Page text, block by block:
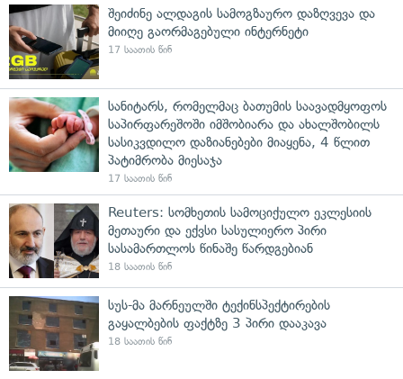
შეიძინე ალდაგის სამოგზაურო დაზღვევა და
მიიღე გაორმაგებული ინტერნეტი
17 საათის წინ
სანიტარს, რომელმაც ბათუმის საავადმყოფოს
საპირფარეშოში იმშობიარა და ახალშობილს
სასიკვდილო დაზიანებები მიაყენა, 4 წლით
პატიმრობა მიესაჯა
17 საათის წინ
Reuters: სომხეთის სამოციქულო ეკლესიის
მეთაური და ექვსი სასულიერო პირი
სასამართლოს წინაშე წარდგებიან
18 საათის წინ
სუს-მა მარნეულში ტექინსპექტირების
გაყალბების ფაქტზე 3 პირი დააკავა
18 საათის წინ